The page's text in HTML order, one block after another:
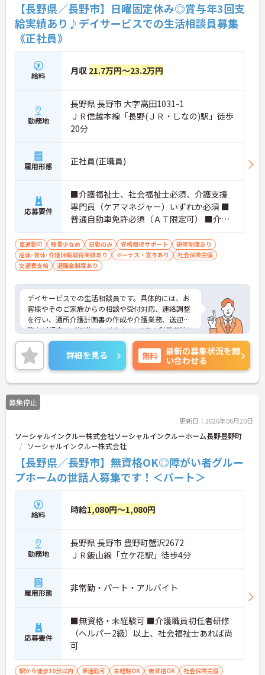
【長野県／長野市】日曜固定休み◎賞与年3回支
給実績あり♪デイサービスでの生活相談員募集
《正社員》
給料 月収 21.7万円～23.2万円
勤務地
長野県 長野市 大字高田1031-1
ＪＲ信越本線「長野(ＪＲ・しなの)駅」徒歩
20分
雇用形態 正社員(正職員)
応募要件
■介護福祉士、社会福祉士必須、介護支援
専門員（ケアマネジャー）いずれか必須 ■
普通自動車免許必須（ＡＴ限定可） ■介護
業務の経験必須
車通勤可 残業少なめ 日勤のみ 資格取得サポート
研修制度あり
産休･育休･介護休暇取得実績あり
ボーナス・賞与あり
社会保険完備
交通費支給
退職金制度あり
デイサービスでの生活相談員です。具体的には、お
客様やそのご家族からの相談や受付対応、連絡調整
を行い、通所介護計画書の作成や介護業務、送迎業
務など幅広くご担当いただきます。1日の利用者数は
14～17人程度で、地域に密着したサービスを提供す
る中で、利用者様の生活を支える重要な役割を担い
ます。あなたの経験とスキルを活かし、地域の方々
に寄り添った支援を行うことで、やりがいを感じら
れる職場です。ご興味のある方には、面接対策ポイ
ントなど、さらに詳細をお話ししますのでお気軽に
ご相談ください！
詳細を見る 無料
最新の募集状況を問
い合わせる
募集停止
更新日：2026年06月20日
ソーシャルインクルー株式会社ソーシャルインクルーホーム長野豊野町
ソーシャルインクルー株式会社
【長野県／長野市】無資格OK◎障がい者グルー
プホームの世話人募集です！＜パート＞
給料 時給1,080円～1,080円
勤務地
長野県 長野市 豊野町蟹沢2672
ＪＲ飯山線「立ケ花駅」徒歩4分
雇用形態 非常勤・パート・アルバイト
応募要件
■無資格・未経験可 ■介護職員初任者研修
（ヘルパー2級）以上、社会福祉士あれば尚
可
駅から徒歩10分以内 車通勤可 未経験OK 無資格OK 社会保険完備